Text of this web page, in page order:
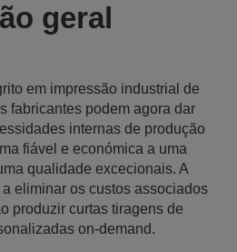
geral
em impressão industrial de
fabricantes podem agora dar
internas de produção
fiável e económica a uma
qualidade excecionais. A
eliminar os custos associados
produzir curtas tiragens de
on-demand.